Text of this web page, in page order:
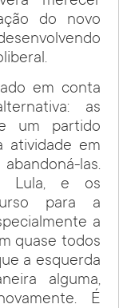
do novo
em conta
as
um partido
atividade em
las.
Lula, e os
para a
a
quase todos
a esquerda
alguma,
É